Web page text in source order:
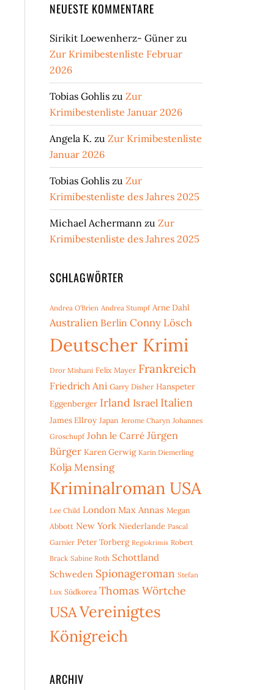
NEUESTE KOMMENTARE
Sirikit Loewenherz- Güner zu
Zur Krimibestenliste Februar
2026
Tobias Gohlis zu Zur
Krimibestenliste Januar 2026
Angela K. zu Zur Krimibestenliste
Januar 2026
Tobias Gohlis zu Zur
Krimibestenliste des Jahres 2025
Michael Achermann zu Zur
Krimibestenliste des Jahres 2025
SCHLAGWÖRTER
Andrea O'Brien Andrea Stumpf Arne Dahl
Australien Berlin Conny Lösch
Deutscher Krimi
Dror Mishani Felix Mayer Frankreich
Friedrich Ani Garry Disher Hanspeter
Eggenberger Irland Israel Italien
James Ellroy Japan Jerome Charyn Johannes
Groschupf John le Carré Jürgen
Bürger Karen Gerwig Karin Diemerling
Kolja Mensing
Kriminalroman USA
Lee Child London Max Annas Megan
Abbott New York Niederlande Pascal
Garnier Peter Torberg Regiokrimis Robert
Brack Sabine Roth Schottland
Schweden Spionageroman Stefan
Lux Südkorea Thomas Wörtche
USAVereinigtes
Königreich
ARCHIV